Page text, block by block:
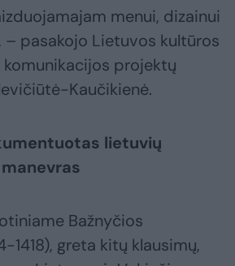
menui, dizainui
– pasakojo Lietuvos kultūros
projektų
Kaučikienė.
lietuvių
Bažnyčios
1418), greta kitų klausimų,